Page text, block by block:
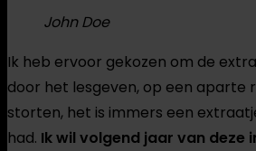
John Doe
Ik heb ervoor gekozen om de
door het lesgeven, op een aparte
storten, het is immers een
had. Ik wil volgend jaar van deze